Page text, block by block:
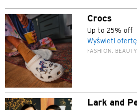
Crocs
Up to 25% off
Wyświetl ofertę
FASHION,
Lark and